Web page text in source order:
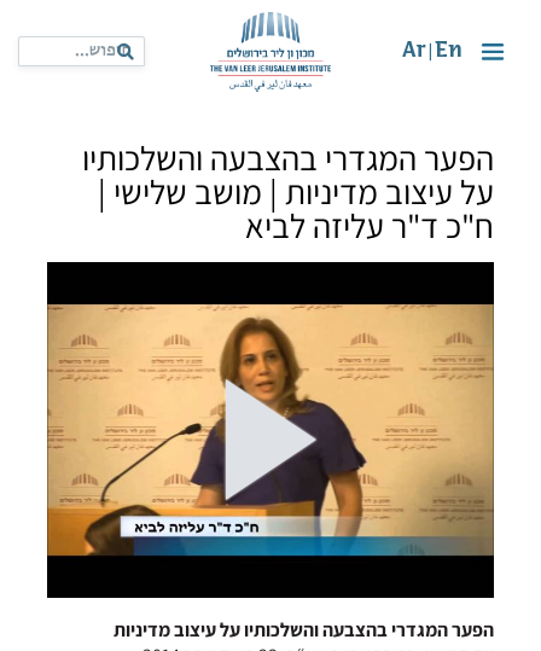
En
Ar
הפער המגדרי בהצבעה והשלכותיו
על עיצוב מדיניות | מושב שלישי |
ח"כ ד"ר עליזה לביא
הפער המגדרי בהצבעה והשלכותיו על עיצוב מדיניות